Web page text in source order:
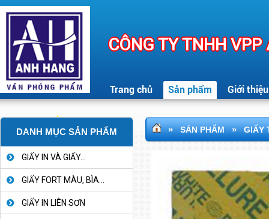
CÔNG TY TNHH
Trang chủ Sản phẩm Giới thiệu
DANH MỤC SẢN PHẨM
GIẤY IN VÀ GIẤY...
GIẤY FORT MÀU, BÌA...
GIẤY IN LIÊN SƠN
» SẢN PHẨM » GIẤY